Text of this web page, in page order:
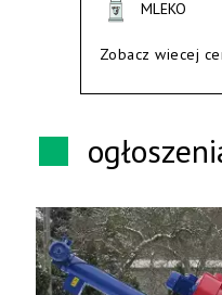
MLEKO
Zobacz wiecej